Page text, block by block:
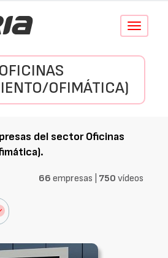
Conmutar
OFICINAS
OFIMÁTICA)
del sectorOficinas
.
66 empresas | 750 vídeos